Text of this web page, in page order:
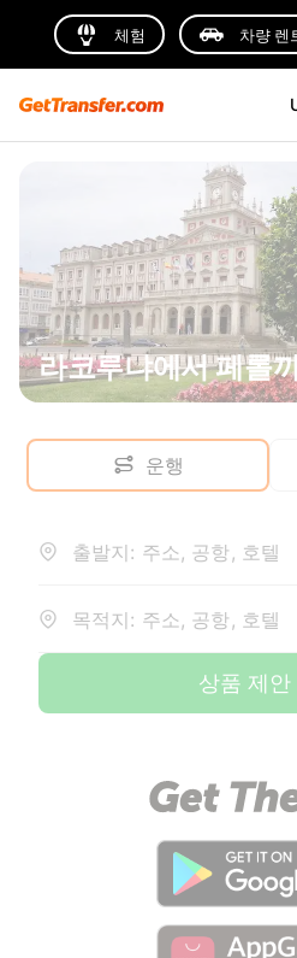
체험 차량 렌
라코루냐에서 페롤
운행
출발지: 주소, 공항, 호텔
목적지: 주소, 공항, 호텔
상품 제안